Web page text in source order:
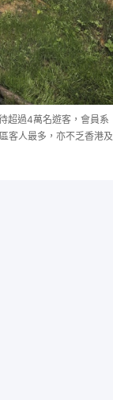
超過4萬名遊客，會員系
客人最多，亦不乏香港及